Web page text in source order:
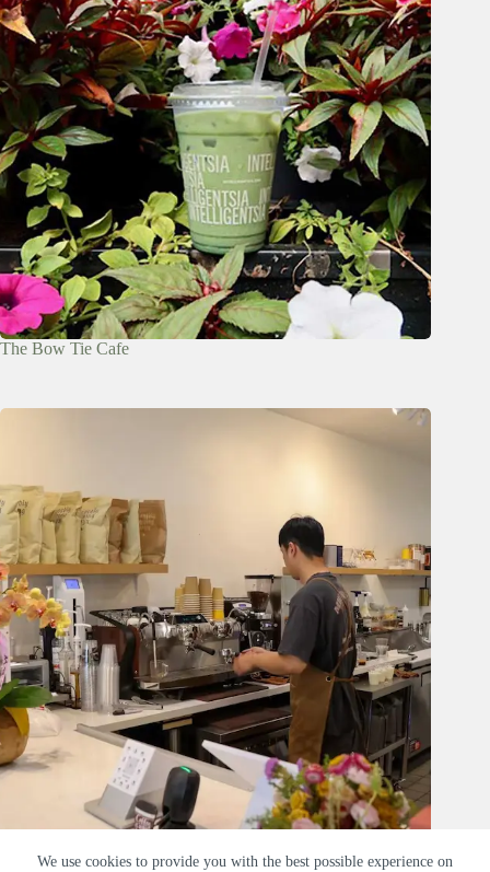
We use cookies to provide you with the best possible experience on
The Bow Tie Cafe